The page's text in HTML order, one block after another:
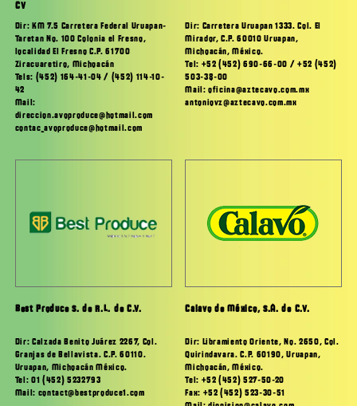
CV
Dir: KM 7.5 Carretera Federal Uruapan-
Taretan No. 100 Colonia el Fresno,
localidad El Fresno C.P. 61700
Ziracuaretiro, Michoacán
Tels: (452) 164-41-04 / (452) 114-10-
42
Mail:
direccion.avoproduce@hotmail.com
contac_avoproduce@hotmail.com
Dir: Carretera Uruapan 1333. Col. El
Mirador, C.P. 60010 Uruapan,
Michoacán, México.
Tel: +52 (452) 690-66-00 / +52 (452)
503-38-00
Mail: oficina@aztecavo.com.mx
antoniovz@aztecavo.com.mx
Best Produce S. de R.L. de C.V.
Dir: Calzada Benito Juárez 2267, Col.
Granjas de Bellavista. C.P. 60110.
Uruapan, Michoacán México.
Tel: 01 (452) 5232793
Mail: contact@bestproduce1.com
Calavo de México, S.A. de C.V.
Dir: Libramiento Oriente, No. 2650, Col.
Quirindavara. C.P. 60190, Uruapan,
Michoacán, México.
Tel: +52 (452) 527-50-20
Fax: +52 (452) 523-30-51